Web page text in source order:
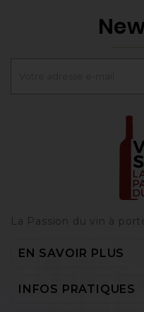
La Passion du vin à
EN SAVOIR PLUS
INFOS PRATIQUES